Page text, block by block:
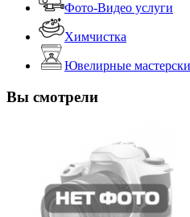
Фото-Видео услуги
Химчистка
Ювелирные
Вы смотрели